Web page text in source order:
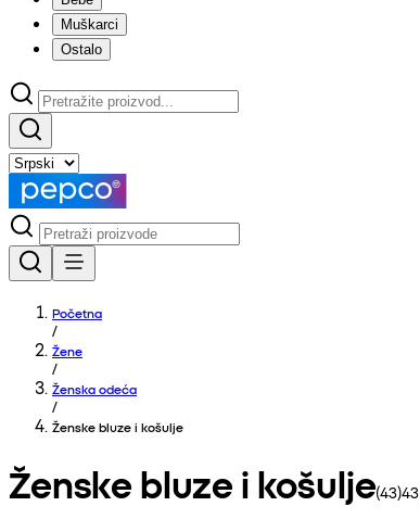
Muškarci
Ostalo
Početna
/
Žene
/
Ženska odeća
/
Ženske bluze i košulje
Ženske bluze i košulje(43)43